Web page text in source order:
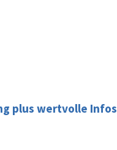
plus wertvolle Infos